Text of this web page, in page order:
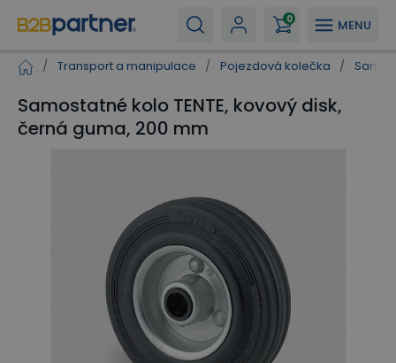
MENU
0
/ Transport a manipulace / Pojezdová kolečka /
Samostatné kolo TENTE, kovový disk,
černá guma, 200 mm